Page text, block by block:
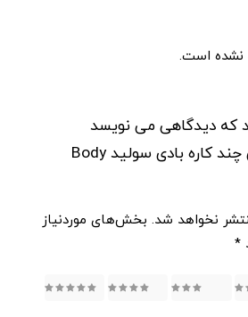
نشده است.
که دیدگاهی می نویسد
“دستگاه بدنسازی چند کاره بادی سولید Body
نخواهد شد. بخش‌های موردنیاز
*
5